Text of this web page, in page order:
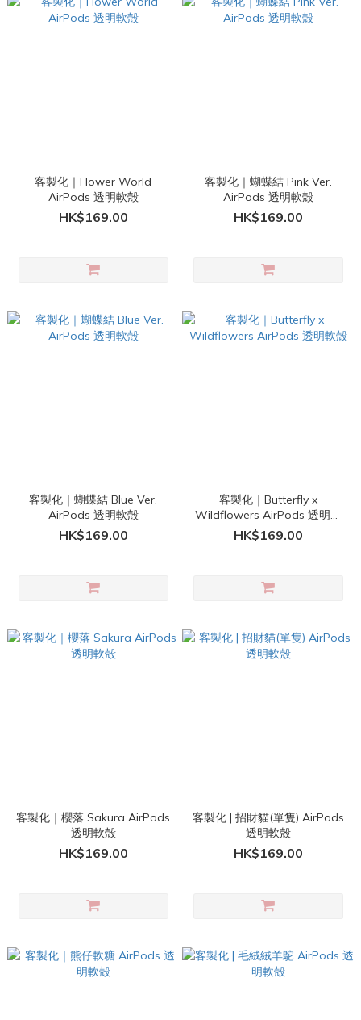
客製化｜Flower World
AirPods 透明軟殻
HK$169.00
客製化｜蝴蝶結 Pink Ver.
AirPods 透明軟殻
HK$169.00
客製化｜蝴蝶結 Blue Ver.
AirPods 透明軟殻
HK$169.00
客製化｜Butterfly x
Wildflowers AirPods 透明軟
殻
HK$169.00
客製化｜櫻落 Sakura AirPods
透明軟殻
HK$169.00
客製化 | 招財貓(單隻) AirPods
透明軟殼
HK$169.00